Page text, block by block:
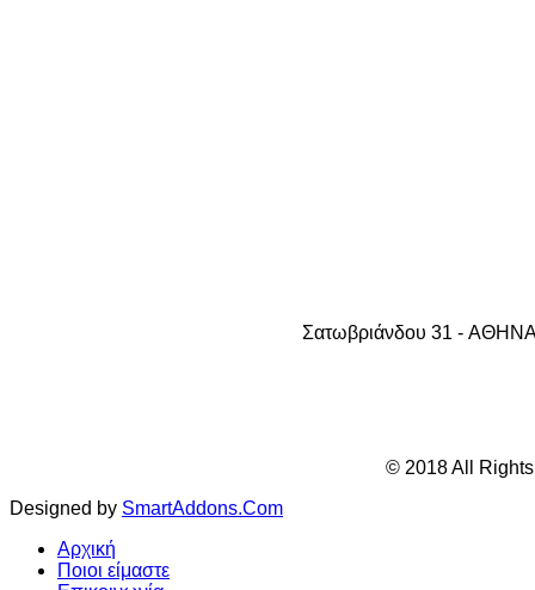
Σατωβριάνδου 31 - AΘHNA
© 2018 All Rights
Designed by SmartAddons.Com
Αρχική
Ποιοι είμαστε